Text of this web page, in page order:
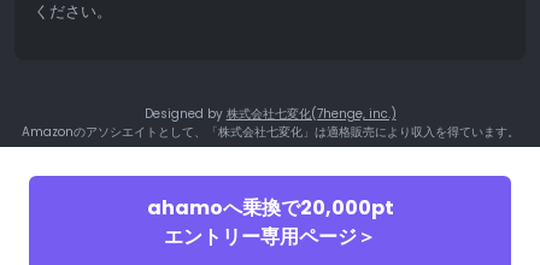
ahamoへ乗換で20,000pt
エントリー専用ページ＞
ください。
Designed by 株式会社七変化(7henge, inc.)
Amazonのアソシエイトとして、「株式会社七変化」は適格販売により収入を得ています。